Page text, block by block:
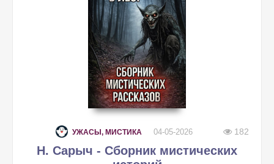
УЖАСЫ, МИСТИКА 04-05-2026 182
Н. Сарыч - Сборник мистических